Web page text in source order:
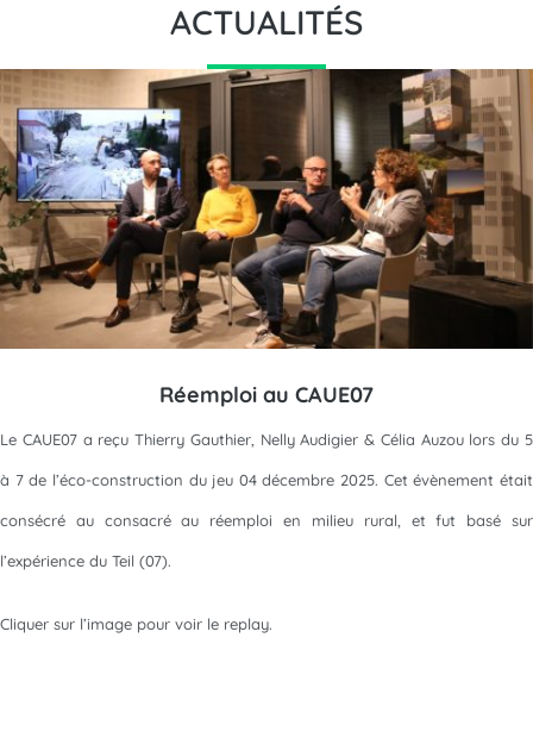
ACTUALITÉS
Réemploi au CAUE07
Le CAUE07 a reçu Thierry Gauthier, Nelly Audigier & Célia Auzou lors du 5
à 7 de l’éco-construction du jeu 04 décembre 2025. Cet évènement était
consécré au consacré au réemploi en milieu rural, et fut basé sur
l’expérience du Teil (07).
Cliquer sur l’image pour voir le replay.